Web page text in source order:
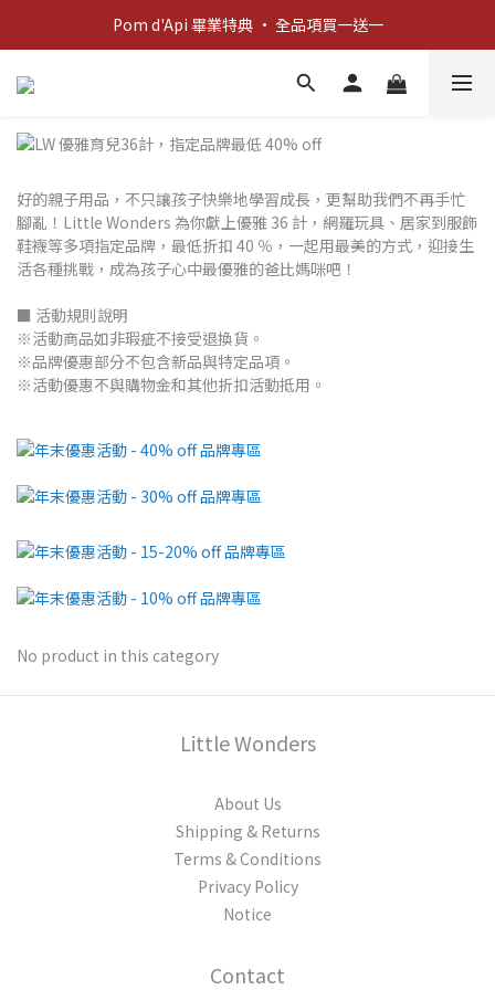
新客歡迎禮：輸入 "welcome10" 享首單九折！
Pom d'Api 畢業特典 · 全品項買一送一
新客歡迎禮：輸入 "welcome10" 享首單九折！
好的親子用品，不只讓孩子快樂地學習成長，更幫助我們不再手忙
腳亂！Little Wonders 為你獻上優雅 36 計，網羅玩具、居家到服飾
鞋襪等多項指定品牌，最低折扣 40 ％，一起用最美的方式，迎接生
活各種挑戰，成為孩子心中最優雅的爸比媽咪吧！
■ 活動規則說明
※活動商品如非瑕疵不接受退換貨。
※品牌優惠部分不包含新品與特定品項。
※活動優惠不與購物金和其他折扣活動抵用。
No product in this category
Little Wonders
About Us
Shipping & Returns
Terms & Conditions
Privacy Policy
Notice
Contact